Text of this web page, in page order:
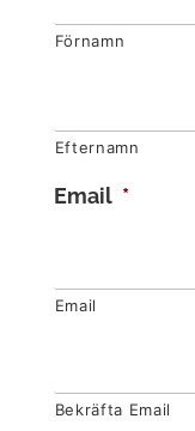
Förnamn
Efternamn
Email *
Email
Bekräfta Email